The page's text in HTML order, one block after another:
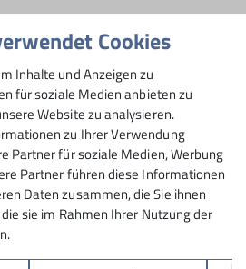
Cookies
Inhalte und Anzeigen zu
für soziale Medien anbieten zu
Website zu analysieren.
zu Ihrer Verwendung
Partner für soziale Medien, Werbung
Partner führen diese Informationen
Daten zusammen, die Sie ihnen
sie im Rahmen Ihrer Nutzung der